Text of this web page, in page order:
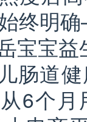
始终
宝宝
肠道
6个月